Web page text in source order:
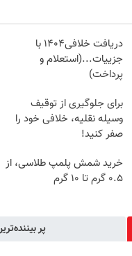
دریافت خلافی۱۴۰۴ با
جزییات...(استعلام و
پرداخت)
برای جلوگیری از توقیف
وسیله نقلیه، خلافی خود را
صفر کنید!
خرید شمش پلمپ طلاسی، از
۰.۵ گرم تا ۱۰ گرم
پر